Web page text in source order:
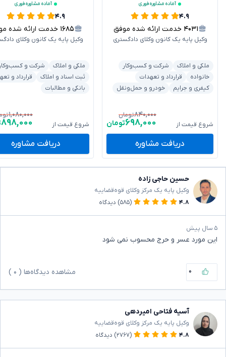
آماده مشاوره فوری
۴.۹
۴۰۳۱ خدمت ارائه شده موفق
وکیل پایه یک کانون وکلای دادگستری
ملکی و املاک
شرکت و کسب‌وکار
خانواده
قرارداد و تعهدات
کیفری و جرایم
خودرو و حمل‌ونقل
شروع قیمت از
۸۴۰,۰۰۰تومان
۶۹۸,۰۰۰تومان
دریافت مشاوره
آماده مشاوره فوری
۴.۹
۱۶۸۵ خدمت ارائه شده موفق
وکیل پایه یک کانون وکلای
ملکی و املاک
شرکت و
ثبت اسناد و املاک
قرارداد و
بانکی و مطالبات
شروع قیمت از
۱,۰۸۰,۰۰۰
۸۹۸,۰۰۰
دریافت مشاوره
حسین حاجی زاده
وکیل پایه یک مرکز وکلای قوه‌قضاییه
۴.۸
(۵۸۵) دیدگاه
۵ سال پیش
این مورد عسر و حرج محسوب نمی شود
۰ مشاهده دیدگاه‌ها ( ۰
آسیه فتاحی امیردهی
وکیل پایه یک مرکز وکلای قوه‌قضاییه
۴.۸
(۲۷۶۷) دیدگاه